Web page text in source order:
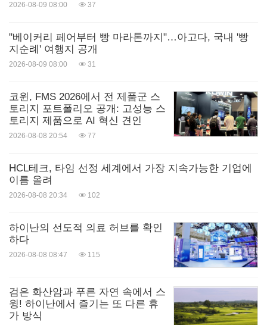
ir@osr-holdings.com
미래예측진술(Forward-Looking Statements)
본 보도자료에는 1995년 제정된 미국 증권민사소송
른 미래예측진술이 포함되어 있으며, 여기에는
Vaximm AG와 BCM Europe AG 간의 잠재적 라이선
의 기대 효과, 그리고 최종 계약 체결 예상 시점 등에
관한 내용이 포함됩니다. 이러한 진술은 다양한 위험
과 불확실성을 내포하고 있으며, 여기에는 최종 계약
체결 여부, 임상 개발의 진행 및 성공 여부, 규제 환경
변화, 시장 상황 및 기타 회사의 사업 및 재무 상태에
2026-08-09 08:00 37
"베이커리 페어부터 빵 마라톤까지"…아고다, 국내 '빵
지순례' 여행지 공개
2026-08-09 08:00 31
코윈, FMS 2026에서 전 제품군 스
토리지 포트폴리오 공개: 고성능 스
토리지 제품으로 AI 혁신 견인
2026-08-08 20:54 77
HCL테크, 타임 선정 세계에서 가장 지속가능한 기업에
이름 올려
2026-08-08 20:34 102
하이난의 선도적 의료 허브를 확인
하다
2026-08-08 08:47 115
검은 화산암과 푸른 자연 속에서 스
윙! 하이난에서 즐기는 또 다른 휴
가 방식